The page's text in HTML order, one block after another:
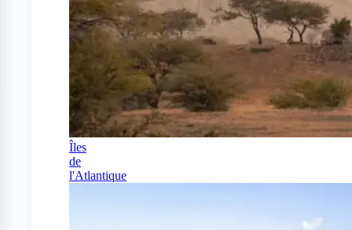
Îles
de
l'Atlantique